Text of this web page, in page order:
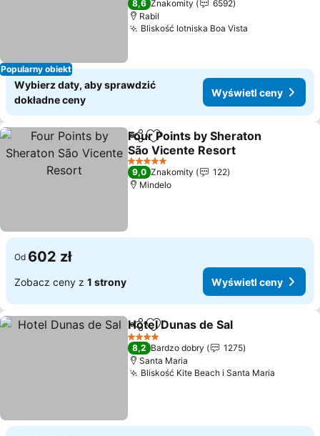
Popularny obiekt
8,6 Znakomity
6592
Rabil
Bliskość lotniska Boa Vista
Wybierz daty, aby sprawdzić
dokładne ceny
Wyświetl ceny
Udostępnij
Dodaj do ulubionych
Four Points by Sheraton
São Vicente Resort
5 Kategoria
9,0 Znakomity
122
Mindelo
Od 602 zł
Zobacz ceny z 1 strony Wyświetl ceny
Udostępnij
Dodaj do ulubionych
Hotel Dunas de Sal
4 Kategoria
8,2 Bardzo dobry
1275
Santa Maria
Bliskość Kite Beach i Santa Maria